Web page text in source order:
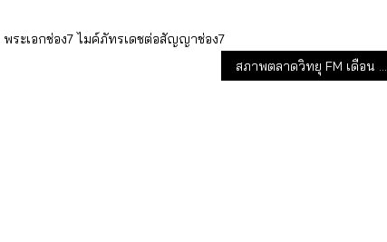
พระเอกช่อง7 ไมค์ภัทรเดชต่อสัญญาช่อง7
สภาพตลาดวิทยุ FM เดือน ก.พ. 64 : คนฟังวิทยุเพิ่มขึ้น 3.8%